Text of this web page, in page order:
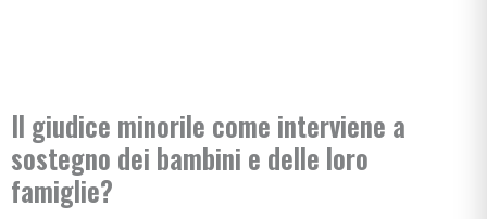
Il giudice minorile come interviene a
sostegno dei bambini e delle loro
famiglie?